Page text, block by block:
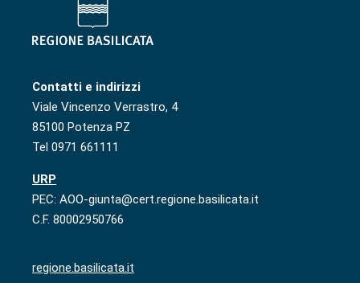
Contatti e indirizzi
Viale Vincenzo Verrastro, 4
85100 Potenza PZ
Tel 0971 661111
URP
PEC: AOO-giunta@cert.regione.basilicata.it
C.F. 80002950766
regione.basilicata.it